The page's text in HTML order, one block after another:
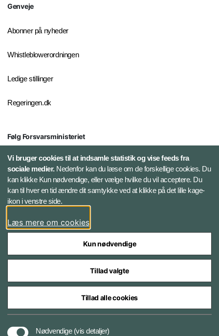
Genveje
Abonner på nyheder
Whistleblowerordningen
Ledige stillinger
Regeringen.dk
Følg Forsvarsministeriet
X
LinkedIn
Instagram
Styrelser og myndigheder under Forsvarsministeriet
Vi bruger cookies til at indsamle statistik og vise feeds fra
sociale medier.Nedenfor kan du læse om de forskellige cookies. Du
kan klikke Kun nødvendige, eller vælge hvilke du vil acceptere. Du
kan til hver en tid ændre dit samtykke ved at klikke på det lille kage-
ikon i venstre side.
Læs mere om cookies
Kun nødvendige
Tillad valgte
Tillad alle cookies
Nødvendige (vis detaljer)